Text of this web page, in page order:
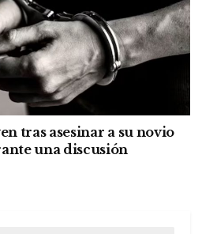
tras asesinar a su novio
una discusión